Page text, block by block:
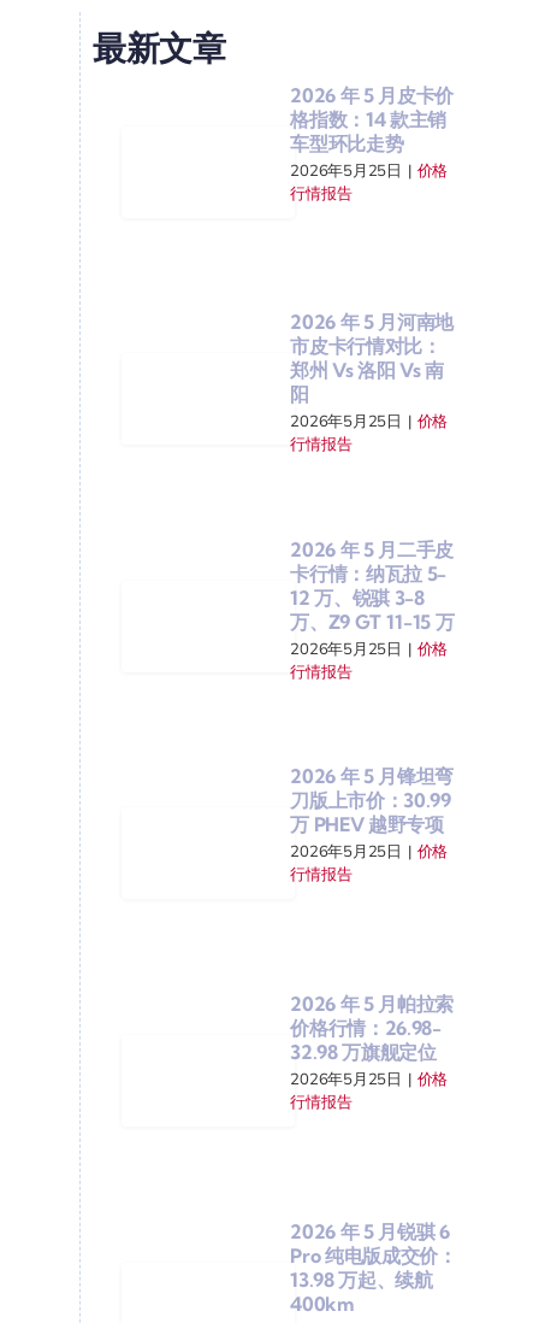
最新文章
2026 年 5 月皮卡价
格指数：14 款主销
车型环比走势
2026年5月25日 | 价格
行情报告
2026 年 5 月河南地
市皮卡行情对比：
郑州 Vs 洛阳 Vs 南
阳
2026年5月25日 | 价格
行情报告
2026 年 5 月二手皮
卡行情：纳瓦拉 5-
12 万、锐骐 3-8
万、Z9 GT 11-15 万
2026年5月25日 | 价格
行情报告
2026 年 5 月锋坦弯
刀版上市价：30.99
万 PHEV 越野专项
2026年5月25日 | 价格
行情报告
2026 年 5 月帕拉索
价格行情：26.98-
32.98 万旗舰定位
2026年5月25日 | 价格
行情报告
2026 年 5 月锐骐 6
Pro 纯电版成交价：
13.98 万起、续航
400km